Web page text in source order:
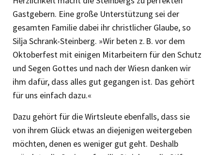
Gastgebern. Eine große Unterstützung sei der
gesamten Familie dabei ihr christlicher Glaube, so
Silja Schrank-Steinberg. »Wir beten z. B. vor dem
Oktoberfest mit einigen Mitarbeitern für den Schutz
und Segen Gottes und nach der Wiesn danken wir
ihm dafür, dass alles gut gegangen ist. Das gehört
für uns einfach dazu.«
Dazu gehört für die Wirtsleute ebenfalls, dass sie
von ihrem Glück etwas an die­jenigen weitergeben
möchten, denen es weniger gut geht. Deshalb